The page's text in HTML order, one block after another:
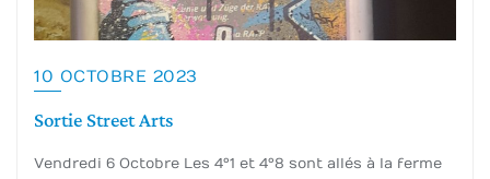
10 OCTOBRE 2023
Sortie Street Arts
Vendredi 6 Octobre Les 4°1 et 4°8 sont allés à la ferme